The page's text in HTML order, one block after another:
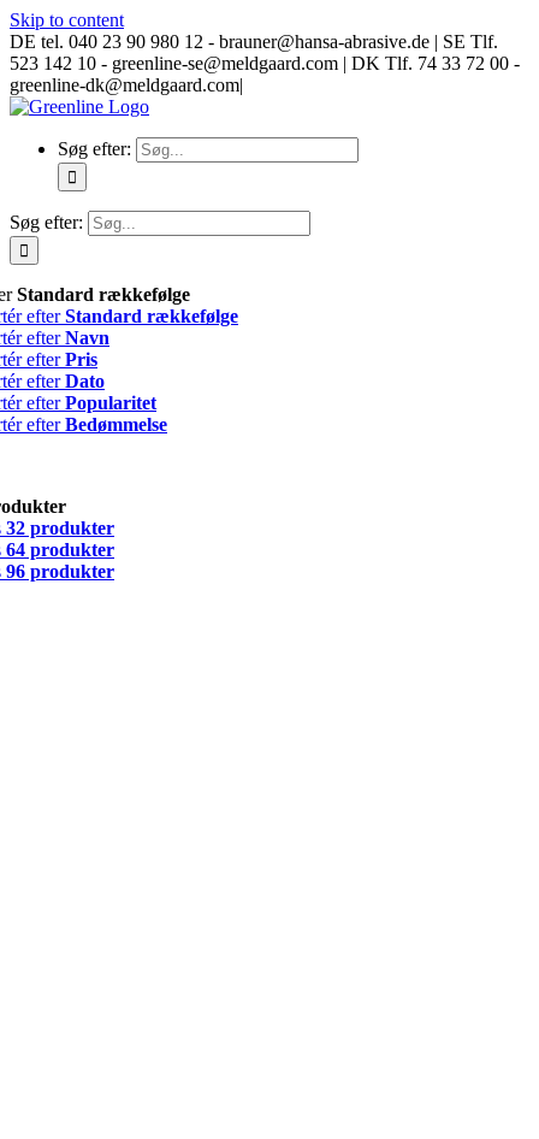
Skip to content
DE tel. 040 23 90 980 12 - brauner@hansa-abrasive.de | SE Tlf.
523 142 10 - greenline-se@meldgaard.com | DK Tlf. 74 33 72 00 -
greenline-dk@meldgaard.com|
Søg efter:
Søg efter:
Standard rækkefølge
efterStandard rækkefølge
efterNavn
efterPris
efterDato
efterPopularitet
efterBedømmelse
32 produkter
64 produkter
96 produkter